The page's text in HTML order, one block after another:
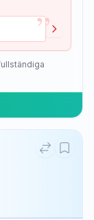
”